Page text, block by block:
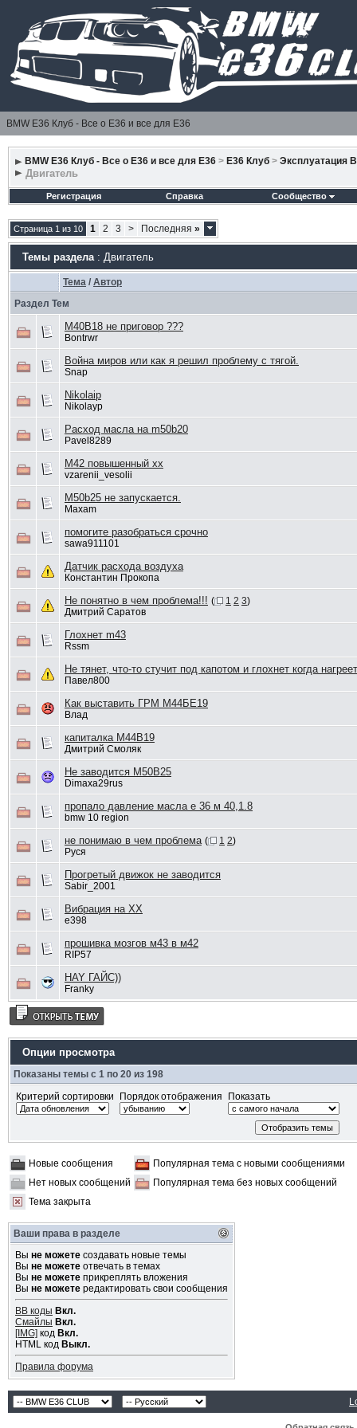
BMW E36 Клуб - Все о Е36 и все для Е36
BMW E36 Клуб - Все о Е36 и все для Е36 > E36 Клуб > Эксплуатация
Двигатель
Регистрация Справка Сообщество
Страница 1 из 10 1 2 3 > Последняя »
Темы раздела: Двигатель
Тема/ Автор
Раздел Тем
M40B18 не приговор ???
Bontrwr
Война миров или как я решил проблему с тягой.
Snap
Nikolaip
Nikolayp
Расход масла на m50b20
Pavel8289
M42 повышенный хх
vzarenii_vesolii
M50b25 не запускается.
Maxam
помогите разобраться срочно
sawa911101
Датчик расхода воздуха
Константин Прокопа
Не понятно в чем проблема!!! ( 1 2 3)
Дмитрий Саратов
Глохнет m43
Rssm
Не тянет, что-то стучит под капотом и глохнет когда
Павел800
Как выставить ГРМ М44БЕ19
Влaд
капиталка M44B19
Дмитрий Смоляк
Не заводится M50B25
Dimaxa29rus
пропало давление масла е 36 м 40,1.8
bmw 10 region
не понимаю в чем проблема ( 1 2)
Руся
Прогретый движок не заводится
Sabir_2001
Вибрация на ХХ
e398
прошивка мозгов м43 в м42
RIP57
HAY ГАЙС))
Franky
Опции просмотра
Показаны темы с 1 по 20 из 198
Критерий сортировки
Порядок отображения Показать
Новые сообщения
Популярная тема с новыми сообщениями
Нет новых сообщений
Популярная тема без новых сообщений
Тема закрыта
Ваши права в разделе
Вы не можетесоздавать новые темы
Вы не можетеотвечать в темах
Вы не можетеприкреплять вложения
Вы не можетередактировать свои сообщения
BB коды Вкл.
Смайлы Вкл.
[IMG] код Вкл.
HTML код Выкл.
Правила форума